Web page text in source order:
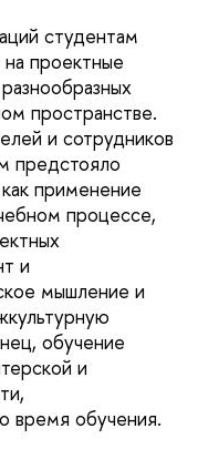
студентам
проектные
пространстве.
и сотрудников
предстояло
применение
процессе,
и
мышление и
обучение
и
время обучения.